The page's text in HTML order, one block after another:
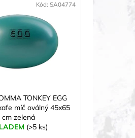
TONKEY EGG
míč oválný 45x65
cm zelená
(>5 ks)
Kód: SA04774